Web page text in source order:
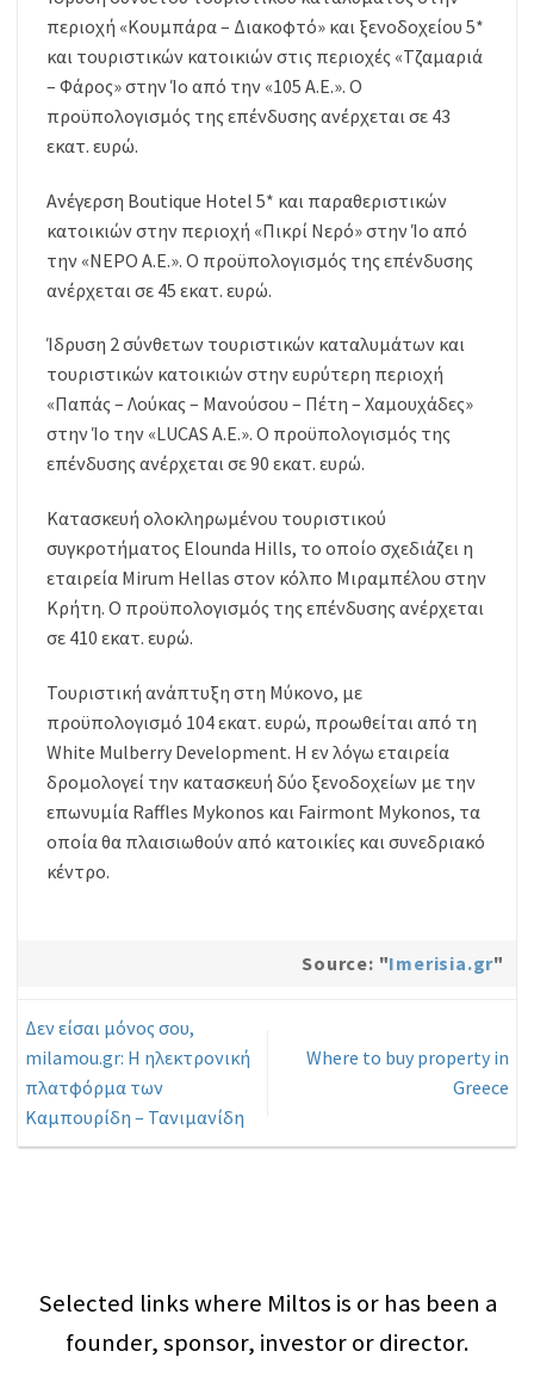
περιοχή «Κουμπάρα – Διακοφτό» και ξενοδοχείου 5*
και τουριστικών κατοικιών στις περιοχές «Τζαμαριά
– Φάρος» στην Ίο από την «105 Α.Ε.». Ο
προϋπολογισμός της επένδυσης ανέρχεται σε 43
εκατ. ευρώ.
Ανέγερση Boutique Hotel 5* και παραθεριστικών
κατοικιών στην περιοχή «Πικρί Νερό» στην Ίο από
την «ΝΕΡΟ Α.Ε.». Ο προϋπολογισμός της επένδυσης
ανέρχεται σε 45 εκατ. ευρώ.
Ίδρυση 2 σύνθετων τουριστικών καταλυμάτων και
τουριστικών κατοικιών στην ευρύτερη περιοχή
«Παπάς – Λούκας – Μανούσου – Πέτη – Χαμουχάδες»
στην Ίο την «LUCAS Α.Ε.». Ο προϋπολογισμός της
επένδυσης ανέρχεται σε 90 εκατ. ευρώ.
Κατασκευή ολοκληρωμένου τουριστικού
συγκροτήματος Elounda Hills, το οποίο σχεδιάζει η
εταιρεία Mirum Hellas στον κόλπο Μιραμπέλου στην
Κρήτη. Ο προϋπολογισμός της επένδυσης ανέρχεται
σε 410 εκατ. ευρώ.
Τουριστική ανάπτυξη στη Μύκονο, με
προϋπολογισμό 104 εκατ. ευρώ, προωθείται από τη
White Mulberry Development. Η εν λόγω εταιρεία
δρομολογεί την κατασκευή δύο ξενοδοχείων με την
επωνυμία Raffles Mykonos και Fairmont Mykonos, τα
οποία θα πλαισιωθούν από κατοικίες και συνεδριακό
κέντρο.
Source: "Imerisia.gr"
Δεν είσαι μόνος σου,
milamou.gr: Η ηλεκτρονική
πλατφόρμα των
Καμπουρίδη – Τανιμανίδη
Where to buy property in
Greece
Selected links where Miltos is or has been a
founder, sponsor, investor or director.